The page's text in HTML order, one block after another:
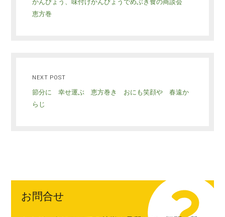
かんぴょう、味付けかんぴょうでめぶき食の商談会
恵方巻
NEXT POST
節分に 幸せ運ぶ 恵方巻き おにも笑顔や 春遠か
らじ
お問合せ